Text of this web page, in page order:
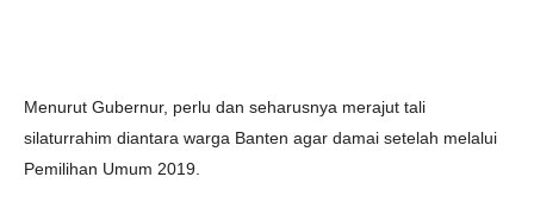
Menurut Gubernur, perlu dan seharusnya merajut tali
silaturrahim diantara warga Banten agar damai setelah melalui
Pemilihan Umum 2019.